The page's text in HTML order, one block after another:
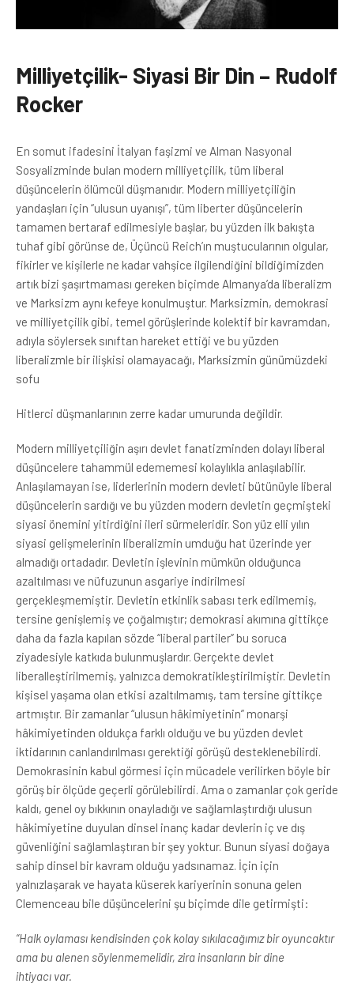
Milliyetçilik- Siyasi Bir Din – Rudolf
Rocker
En somut ifadesini İtalyan faşizmi ve Alman Nasyonal
Sosyalizminde bulan modern milliyetçilik, tüm liberal
düşüncelerin ölümcül düşmanıdır. Modern milliyetçiliğin
yandaşları için “ulusun uyanışı”, tüm liberter düşüncelerin
tamamen bertaraf edilmesiyle başlar, bu yüzden ilk bakışta
tuhaf gibi görünse de, Üçüncü Reich’ın muştucularının olgular,
fikirler ve kişilerle ne kadar vahşice ilgilendiğini bildiğimizden
artık bizi şaşırtmaması gereken biçimde Almanya’da liberalizm
ve Marksizm aynı kefeye konulmuştur. Marksizmin, demokrasi
ve milliyetçilik gibi, temel görüşlerinde kolektif bir kavramdan,
adıyla söylersek sınıftan hareket ettiği ve bu yüzden
liberalizmle bir ilişkisi olamayacağı, Marksizmin günümüzdeki
sofu
Hitlerci düşmanlarının zerre kadar umurunda değildir.
Modern milliyetçiliğin aşırı devlet fanatizminden dolayı liberal
düşüncelere tahammül edememesi kolaylıkla anlaşılabilir.
Anlaşılamayan ise, liderlerinin modern devleti bütünüyle liberal
düşüncelerin sardığı ve bu yüzden modern devletin geçmişteki
siyasi önemini yitirdiğini ileri sürmeleridir. Son yüz elli yılın
siyasi gelişmelerinin liberalizmin umduğu hat üzerinde yer
almadığı ortadadır. Devletin işlevinin mümkün olduğunca
azaltılması ve nüfuzunun asgariye indirilmesi
gerçekleşmemiştir. Devletin etkinlik sabası terk edilmemiş,
tersine genişlemiş ve çoğalmıştır; demokrasi akımına gittikçe
daha da fazla kapılan sözde “liberal partiler” bu soruca
ziyadesiyle katkıda bulunmuşlardır. Gerçekte devlet
liberalleştirilmemiş, yalnızca demokratikleştirilmiştir. Devletin
kişisel yaşama olan etkisi azaltılmamış, tam tersine gittikçe
artmıştır. Bir zamanlar “ulusun hâkimiyetinin” monarşi
hâkimiyetinden oldukça farklı olduğu ve bu yüzden devlet
iktidarının canlandırılması gerektiği görüşü desteklenebilirdi.
Demokrasinin kabul görmesi için mücadele verilirken böyle bir
görüş bir ölçüde geçerli görülebilirdi. Ama o zamanlar çok geride
kaldı, genel oy bıkkının onayladığı ve sağlamlaştırdığı ulusun
hâkimiyetine duyulan dinsel inanç kadar devlerin iç ve dış
güvenliğini sağlamlaştıran bir şey yoktur. Bunun siyasi doğaya
sahip dinsel bir kavram olduğu yadsınamaz. İçin için
yalnızlaşarak ve hayata küserek kariyerinin sonuna gelen
Clemenceau bile düşüncelerini şu biçimde dile getirmişti:
“Halk oylaması kendisinden çok kolay sıkılacağımız bir oyuncaktır
ama bu alenen söylenmemelidir, zira insanların bir dine
ihtiyacı var.